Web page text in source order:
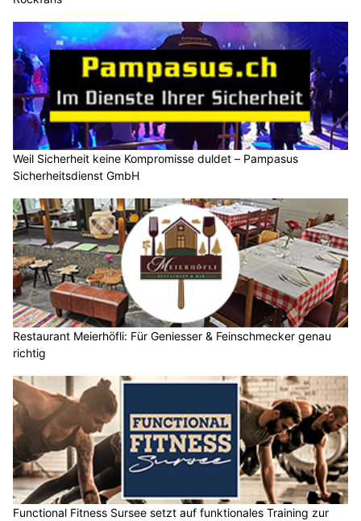
Weil Sicherheit keine Kompromisse duldet – Pampasus
Sicherheitsdienst GmbH
Restaurant Meierhöfli: Für Geniesser & Feinschmecker genau
richtig
Functional Fitness Sursee setzt auf funktionales Training zur